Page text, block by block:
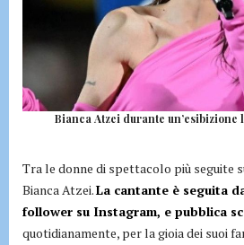
Bianca Atzei durante un’esibizione
Tra le donne di spettacolo più seguite
Bianca Atzei.La cantante è seguita
follower su Instagram, e pubblica
quotidianamente, per la gioia dei suoi